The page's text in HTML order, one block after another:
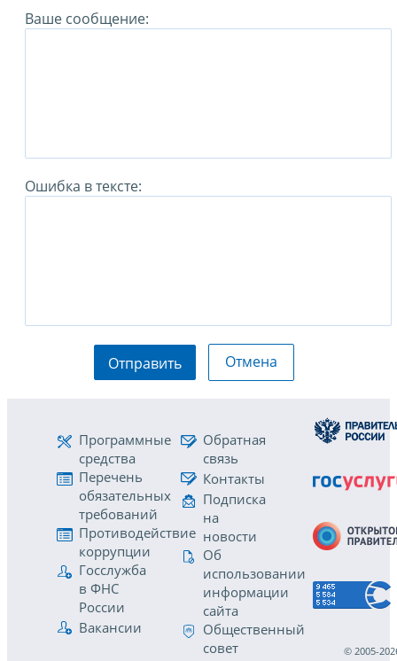
Ваше сообщение:
Ошибка в тексте:
Отправить Отмена
Программные
средства
Перечень
обязательных
требований
Противодействие
коррупции
Госслужба
в ФНС
России
Вакансии
Обратная
связь
Контакты
Подписка
на
новости
Об
использовании
информации
сайта
Общественный
совет
© 2005-